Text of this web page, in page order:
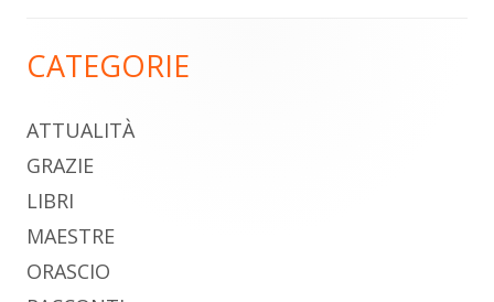
Barra
laterale
principale
CATEGORIE
ATTUALITÀ
GRAZIE
LIBRI
MAESTRE
ORASCIO